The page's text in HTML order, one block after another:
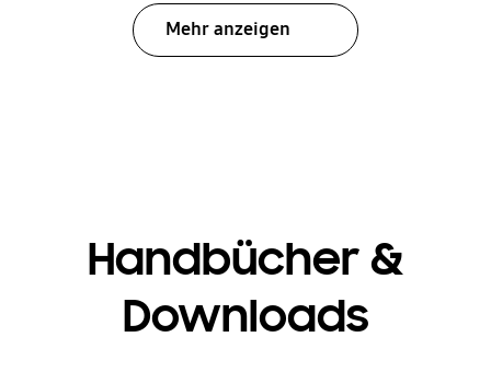
Mehr anzeigen
Handbücher &
Downloads